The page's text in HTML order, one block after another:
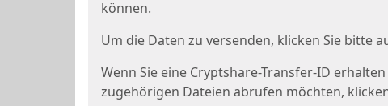
können.
Um die Daten zu versenden, klicken Sie bitte
Wenn Sie eine Cryptshare-Transfer-ID
zugehörigen Dateien abrufen möchten,